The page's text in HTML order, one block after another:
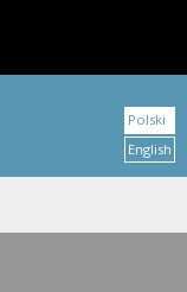
Polski
English